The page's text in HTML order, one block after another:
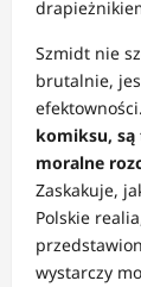
Szmidt nie
brutalnie,
efektowności.
komiksu,
moralne
Zaskakuje,
Polskie
wystarczy